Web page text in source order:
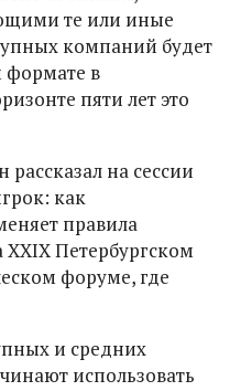
те или иные
компаний будет
формате в
пяти лет это
на сессии
как
правила
Петербургском
форуме, где
и средних
использовать